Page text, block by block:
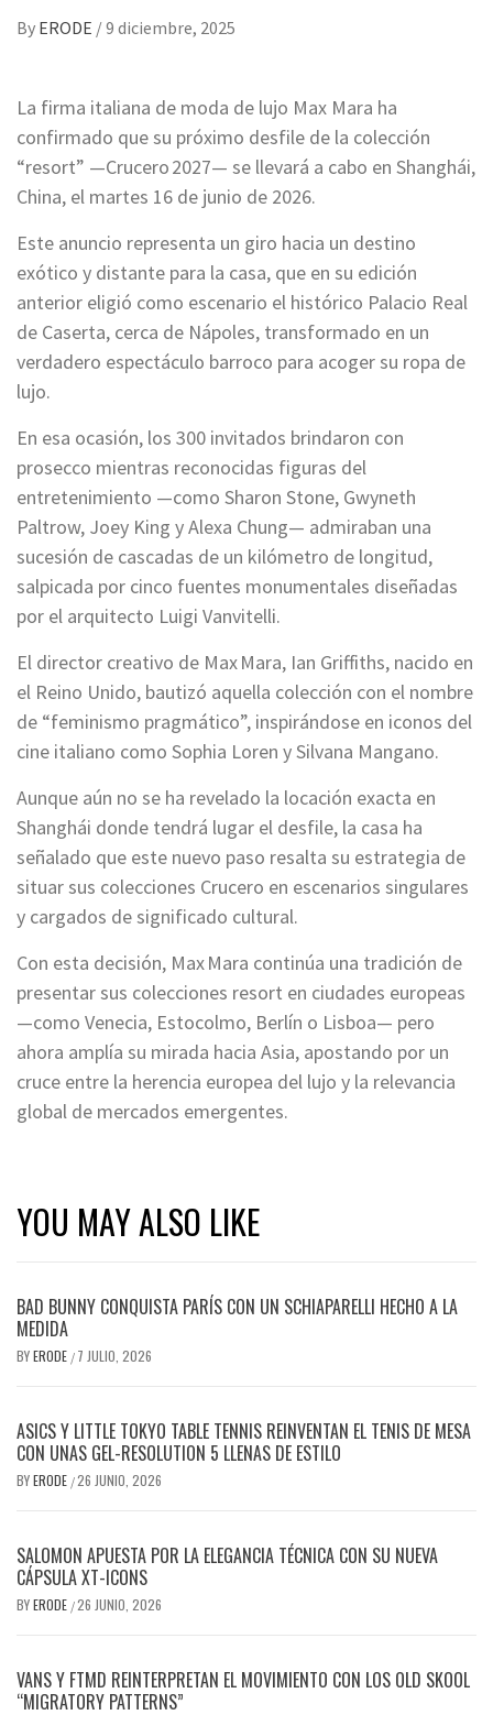
By ERODE /9 diciembre, 2025
La firma italiana de moda de lujo Max Mara ha
confirmado que su próximo desfile de la colección
“resort” —Crucero 2027— se llevará a cabo en Shanghái,
China, el martes 16 de junio de 2026.
Este anuncio representa un giro hacia un destino
exótico y distante para la casa, que en su edición
anterior eligió como escenario el histórico Palacio Real
de Caserta, cerca de Nápoles, transformado en un
verdadero espectáculo barroco para acoger su ropa de
lujo.
En esa ocasión, los 300 invitados brindaron con
prosecco mientras reconocidas figuras del
entretenimiento —como Sharon Stone, Gwyneth
Paltrow, Joey King y Alexa Chung— admiraban una
sucesión de cascadas de un kilómetro de longitud,
salpicada por cinco fuentes monumentales diseñadas
por el arquitecto Luigi Vanvitelli.
El director creativo de Max Mara, Ian Griffiths, nacido en
el Reino Unido, bautizó aquella colección con el nombre
de “feminismo pragmático”, inspirándose en iconos del
cine italiano como Sophia Loren y Silvana Mangano.
Aunque aún no se ha revelado la locación exacta en
Shanghái donde tendrá lugar el desfile, la casa ha
señalado que este nuevo paso resalta su estrategia de
situar sus colecciones Crucero en escenarios singulares
y cargados de significado cultural.
Con esta decisión, Max Mara continúa una tradición de
presentar sus colecciones resort en ciudades europeas
—como Venecia, Estocolmo, Berlín o Lisboa— pero
ahora amplía su mirada hacia Asia, apostando por un
cruce entre la herencia europea del lujo y la relevancia
global de mercados emergentes.
YOU MAY ALSO LIKE
BAD BUNNY CONQUISTA PARÍS CON UN SCHIAPARELLI HECHO A LA
MEDIDA
BYERODE / 7 JULIO, 2026
ASICS Y LITTLE TOKYO TABLE TENNIS REINVENTAN EL TENIS DE MESA
CON UNAS GEL-RESOLUTION 5 LLENAS DE ESTILO
BYERODE /26 JUNIO, 2026
SALOMON APUESTA POR LA ELEGANCIA TÉCNICA CON SU NUEVA
CÁPSULA XT-ICONS
BYERODE /26 JUNIO, 2026
VANS Y FTMD REINTERPRETAN EL MOVIMIENTO CON LOS OLD SKOOL
“MIGRATORY PATTERNS”